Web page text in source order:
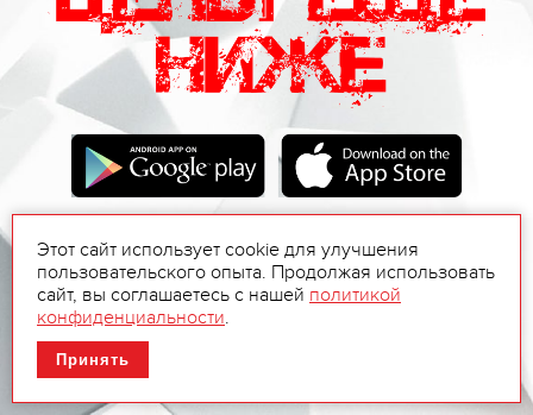
Этот сайт использует cookie для улучшения
пользовательского опыта. Продолжая использовать
сайт, вы соглашаетесь с нашей политикой
конфиденциальности.
Принять